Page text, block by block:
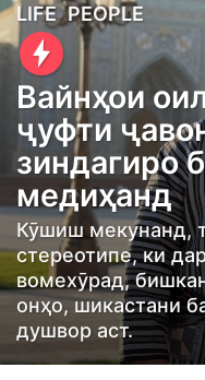
1
y
e
a
r
a
g
o
1
y
e
a
r
LIFE ,PEOPLE
Вайнҳои
ҷуфти
зиндагиро
медиҳанд
Кӯшиш мекунанд,
стереотипе, ки
вомехӯрад,
онҳо, шикастани
душвор аст.